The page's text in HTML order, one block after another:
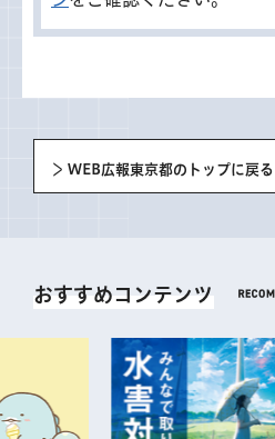
WEB広報東京都のトップに戻る
おすすめコンテンツ